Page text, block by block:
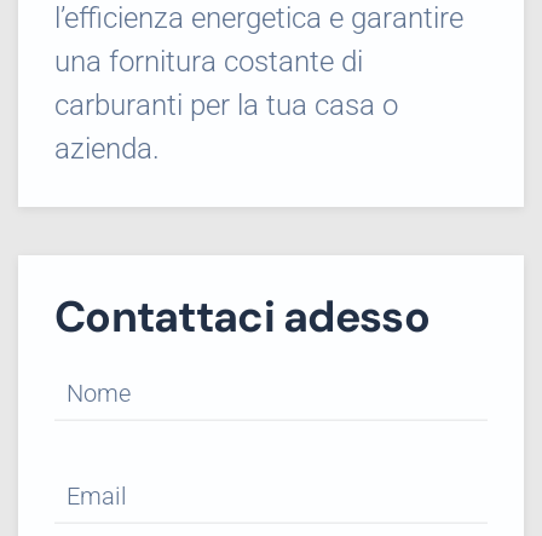
l’efficienza energetica e garantire
una fornitura costante di
carburanti per la tua casa o
azienda.
Contattaci adesso